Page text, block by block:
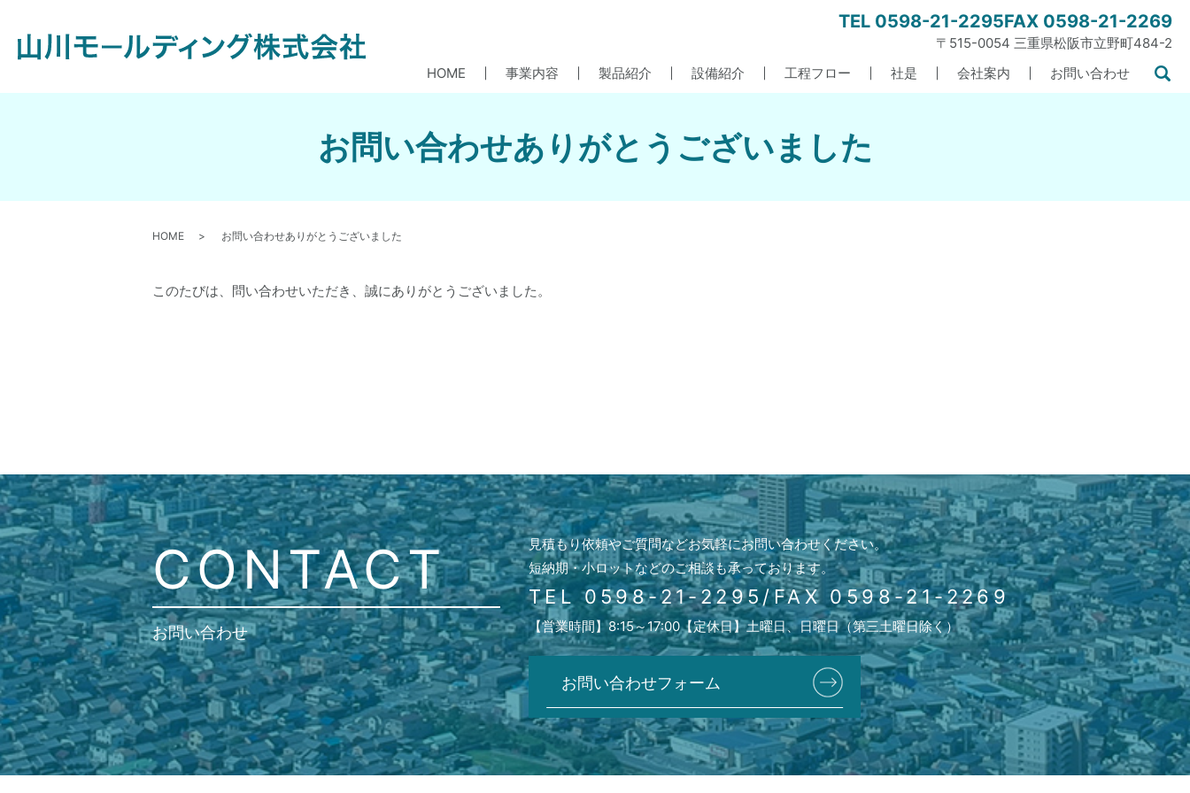
HOME 事業内容 製品紹介 設備紹介 工程フロー 社是 会社案内 お問い合わせ
TEL 0598-21-2295FAX 0598-21-2269
〒515-0054 三重県松阪市立野町484-2
お問い合わせありがとうございました
HOME お問い合わせありがとうございました
このたびは、問い合わせいただき、誠にありがとうございました。
CONTACT
お問い合わせ
見積もり依頼やご質問などお気軽にお問い合わせください。
短納期・小ロットなどのご相談も承っております。
TEL0598-21-2295 /FAX 0598-21-2269
【営業時間】8:15～17:00【定休日】土曜日、日曜日（第三土曜日除く）
お問い合わせフォーム